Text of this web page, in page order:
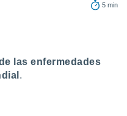
5 min
las enfermedades
.